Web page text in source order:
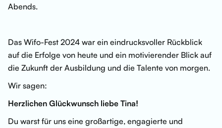
Abends.
Das Wifo-Fest 2024 war ein eindrucksvoller Rückblick
auf die Erfolge von heute und ein motivierender Blick auf
die Zukunft der Ausbildung und die Talente von morgen.
Wir sagen:
Herzlichen Glückwunsch liebe Tina!
Du warst für uns eine großartige, engagierte und